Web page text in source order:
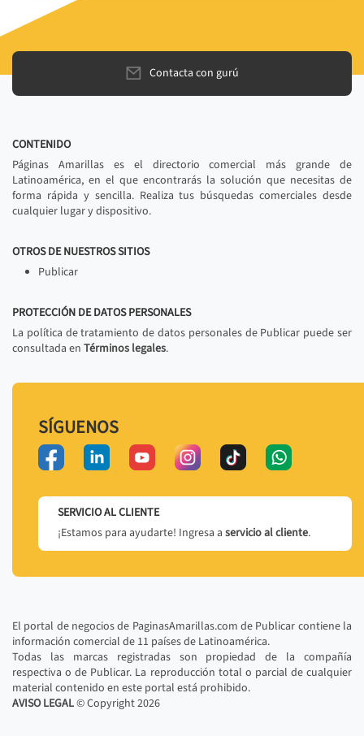
Contacta con gurú
CONTENIDO
Páginas Amarillas es el directorio comercial más grande de
Latinoamérica, en el que encontrarás la solución que necesitas de
forma rápida y sencilla. Realiza tus búsquedas comerciales desde
cualquier lugar y dispositivo.
OTROS DE NUESTROS SITIOS
Publicar
PROTECCIÓN DE DATOS PERSONALES
La política de tratamiento de datos personales de Publicar puede ser
consultada en Términos legales.
SÍGUENOS
SERVICIO AL CLIENTE
¡Estamos para ayudarte! Ingresa a servicio al cliente.
El portal de negocios de PaginasAmarillas.com de Publicar contiene la
información comercial de 11 países de Latinoamérica.
Todas las marcas registradas son propiedad de la compañía
respectiva o de Publicar. La reproducción total o parcial de cualquier
material contenido en este portal está prohibido.
AVISO LEGAL© Copyright2026